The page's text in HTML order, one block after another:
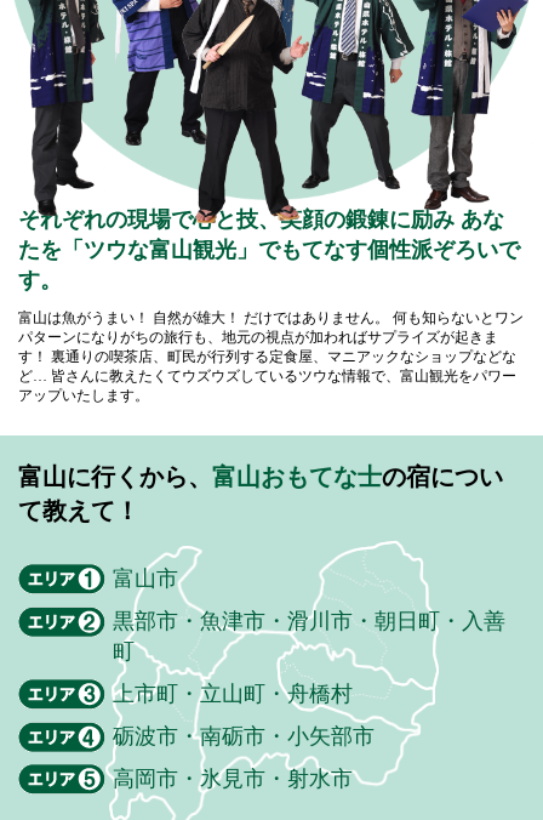
それぞれの現場で心と技、笑顔の鍛錬に励み あな
たを「ツウな富山観光」でもてなす個性派ぞろいで
す。
富山は魚がうまい！ 自然が雄大！ だけではありません。
何も知らないとワン
パターンになりがちの旅行も、地元の視点が加わればサプライズが起きま
す！ 裏通りの喫茶店、町民が行列する定食屋、マニアックなショップなどな
ど… 皆さんに教えたくてウズウズしているツウな情報で、富山観光をパワー
アップいたします。
富山に行くから、 富山おもてな士の宿につい
て教えて！
富山市
黒部市・魚津市・滑川市・朝日町・入善
町
上市町・立山町・舟橋村
砺波市・南砺市・小矢部市
高岡市・氷見市・射水市